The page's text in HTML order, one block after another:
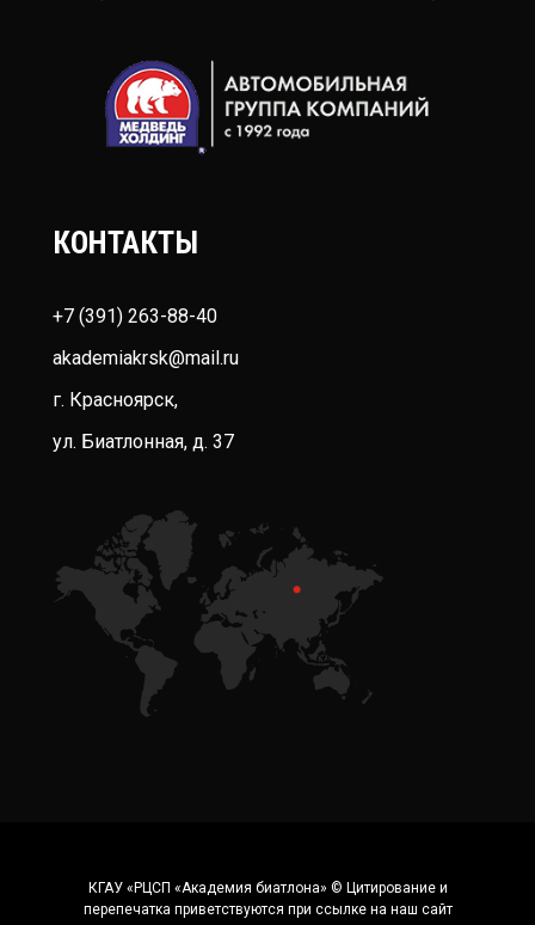
КОНТАКТЫ
+7 (391) 263-88-40
akademiakrsk@mail.ru
г. Красноярск,
ул. Биатлонная, д. 37
КГАУ «РЦСП «Академия биатлона» © Цитирование и
перепечатка приветствуются при ссылке на наш сайт